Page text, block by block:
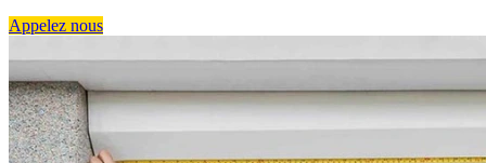
Appelez nous